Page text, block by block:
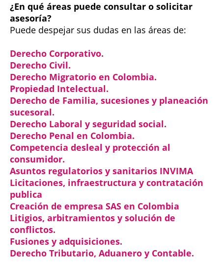
¿En qué áreas puede consultar o solicitar
asesoría?
Puede despejar sus dudas en las áreas de:
Derecho Corporativo.
Derecho Civil.
Derecho Migratorio en Colombia.
Propiedad Intelectual.
Derecho de Familia, sucesiones y planeación
sucesoral.
Derecho Laboral y seguridad social.
Derecho Penal en Colombia.
Competencia desleal y protección al
consumidor.
Asuntos regulatorios y sanitarios INVIMA
Licitaciones, infraestructura y contratación
publica
Creación de empresa SAS en Colombia
Litigios, arbitramientos y solución de
conflictos.
Fusiones y adquisiciones.
Derecho Tributario, Aduanero y Contable.